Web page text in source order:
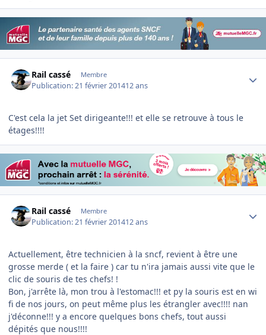
Rail cassé Membre
Publication:21 février 201412 ans
C'est cela la jet Set dirigeante!!! et elle se retrouve à tous le
étages!!!!
Rail cassé Membre
Publication:21 février 201412 ans
Actuellement, être technicien à la sncf, revient à être une
grosse merde ( et la faire ) car tu n'ira jamais aussi vite que le
clic de souris de tes chefs! !
Bon, j'arrête là, mon trou à l'estomac!!! et py la souris est en wi
fi de nos jours, on peut même plus les étrangler avec!!!! nan
j'déconne!!! y a encore quelques bons chefs, tout aussi
dépités que nous!!!!